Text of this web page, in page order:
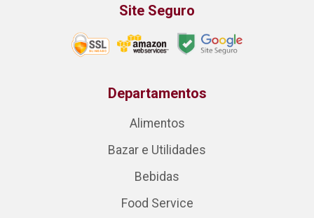
Site Seguro
Departamentos
Alimentos
Bazar e Utilidades
Bebidas
Food Service